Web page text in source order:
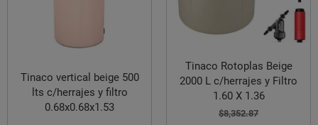
Tinaco vertical beige 500
lts c/herrajes y filtro
0.68x0.68x1.53
Tinaco Rotoplas Beige
2000 L c/herrajes y Filtro
1.60 X 1.36
$8,352.87